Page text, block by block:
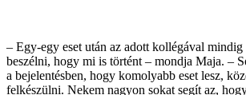
– Egy-egy eset után az adott kollégával
beszélni, hogy mi is történt – mondja Maja. –
a bejelentésben, hogy komolyabb eset lesz,
felkészülni. Nekem nagyon sokat segít az,